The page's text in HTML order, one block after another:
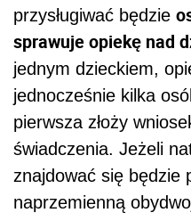
przysługiwać będzie
sprawuje opiekę nad
jednym dzieckiem,
jednocześnie kilka
pierwsza złoży
świadczenia. Jeżeli
znajdować się będzie
naprzemienną